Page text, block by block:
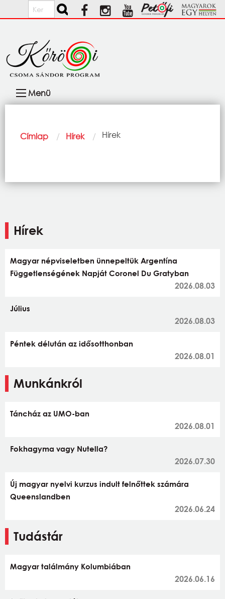
Ugrás a tartalomra
Keresés
navigáció
Menü
Morzsa
Címlap Hírek Current:
Hírek
Hírek
Magyar népviseletben ünnepeltük Argentína
Függetlenségének Napját Coronel Du Gratyban
2026.08.03
Július
2026.08.03
Péntek délután az idősotthonban
2026.08.01
Munkánkról
Táncház az UMO-ban
2026.08.01
Fokhagyma vagy Nutella?
2026.07.30
Új magyar nyelvi kurzus indult felnőttek számára
Queenslandben
2026.06.24
Tudástár
Magyar találmány Kolumbiában
2026.06.16